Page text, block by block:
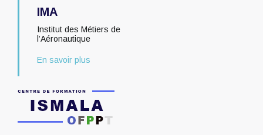
IMA
Institut des Métiers de
l’Aéronautique
En savoir plus